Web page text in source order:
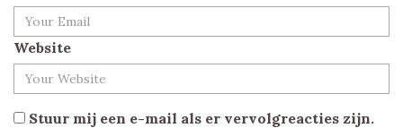
Website
Stuur mij een e-mail als er vervolgreacties zijn.